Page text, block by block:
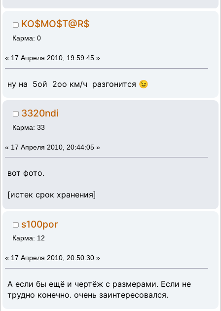
KO$MO$T@R$
Карма: 0
« 17 Апреля 2010, 19:59:45 »
ну на 5ой 2оо км/ч разгонится 😉
3320ndi
Карма: 33
« 17 Апреля 2010, 20:44:05 »
вот фото.
[истек срок хранения]
s100por
Карма: 12
« 17 Апреля 2010, 20:50:30 »
А если бы ещё и чертёж с размерами. Если не
трудно конечно. очень заинтересовался.